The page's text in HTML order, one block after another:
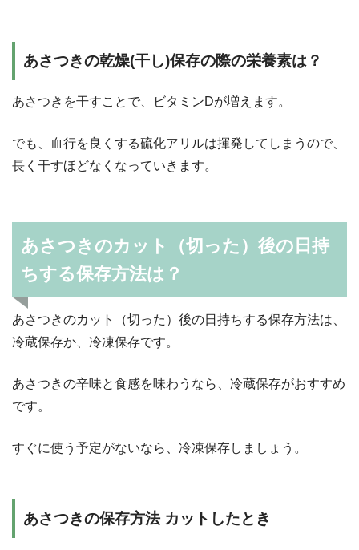
あさつきの乾燥(干し)保存の際の栄養素は？
あさつきを干すことで、ビタミンDが増えます。
でも、血行を良くする硫化アリルは揮発してしまうので、
長く干すほどなくなっていきます。
あさつきのカット（切った）後の日持
ちする保存方法は？
あさつきのカット（切った）後の日持ちする保存方法は、
冷蔵保存か、冷凍保存です。
あさつきの辛味と食感を味わうなら、冷蔵保存がおすすめ
です。
すぐに使う予定がないなら、冷凍保存しましょう。
あさつきの保存方法 カットしたとき